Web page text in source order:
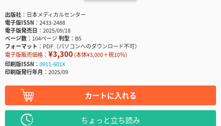
出版社
日本メディカルセンター
電子版ISSN
2433-2488
電子版発売日
2025/09/18
ページ数
104ページ判型
B5
フォーマット
PDF（パソコンへのダウンロード不可）
電子版販売価格： ¥3,300(本体¥3,000＋税10％)
印刷版ISSN
0911-601X
印刷版発行年月
2025/09
カートに入れる
ちょっと立ち読み